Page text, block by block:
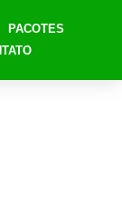
PACOTES